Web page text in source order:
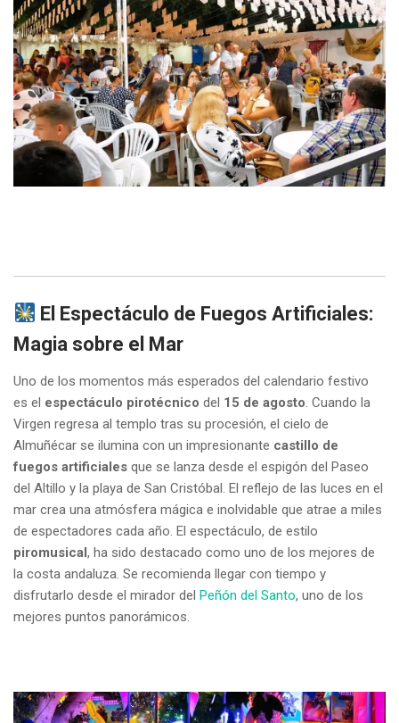
El Espectáculo de Fuegos Artificiales:
Magia sobre el Mar
Uno de los momentos más esperados del calendario festivo
es el espectáculo pirotécnico del 15 de agosto. Cuando la
Virgen regresa al templo tras su procesión, el cielo de
Almuñécar se ilumina con un impresionante castillo de
fuegos artificiales que se lanza desde el espigón del Paseo
del Altillo y la playa de San Cristóbal. El reflejo de las luces en el
mar crea una atmósfera mágica e inolvidable que atrae a miles
de espectadores cada año. El espectáculo, de estilo
piromusical, ha sido destacado como uno de los mejores de
la costa andaluza. Se recomienda llegar con tiempo y
disfrutarlo desde el mirador del Peñón del Santo, uno de los
mejores puntos panorámicos.